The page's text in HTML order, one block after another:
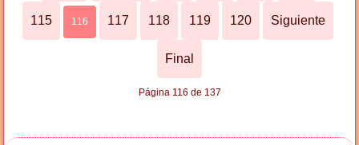
115 116 117 118 119 120 Siguiente
Final
Página 116 de 137